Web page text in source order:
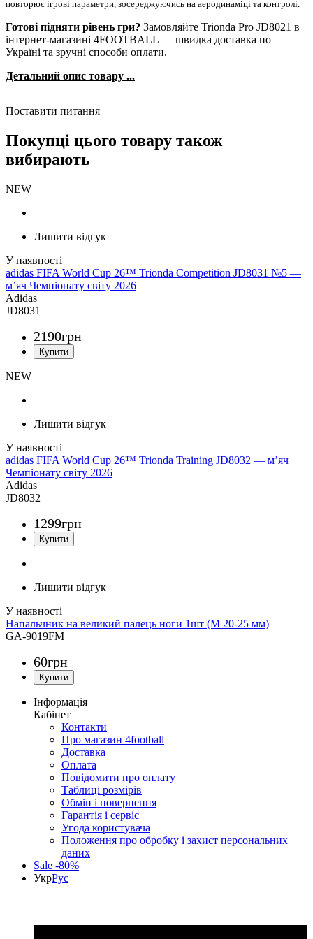
повторює ігрові параметри, зосереджуючись на аеродинаміці та контролі.
Готові підняти рівень гри? Замовляйте Trionda Pro JD8021 в
інтернет-магазині 4FOOTBALL — швидка доставка по
Україні та зручні способи оплати.
Детальний опис товару ...
Поставити питання
Покупці цього товару також
вибирають
NEW
Лишити відгук
adidas FIFA World Cup 26™ Trionda Competition JD8031 №5 —
м’яч Чемпіонату світу 2026
Adidas
JD8031
2190грн
NEW
Лишити відгук
adidas FIFA World Cup 26™ Trionda Training JD8032 — м’яч
Чемпіонату світу 2026
Adidas
JD8032
1299грн
Лишити відгук
Напальчник на великий палець ноги 1шт (M 20-25 мм)
GA-9019FM
60грн
Інформація
Кабінет
Контакти
Про магазин 4football
Доставка
Оплата
Повідомити про оплату
Таблиці розмірів
Обмін і повернення
Гарантія і сервіс
Угода користувача
Положення про обробку і захист персональних
даних
Sale -80%
УкрРус